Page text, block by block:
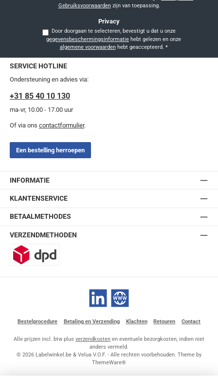
Gebruiksvoorwaardenzijn van toepassing.
Privacy
Door doorgaan te selecteren, bevestigt u dat u onze
gegevensbeschermingsinformatie
algemene voorwaardenhebt geaccepteerd. *
SERVICE HOTLINE
Ondersteuning en advies via:
+31 85 40 10 130
ma-vr, 10.00 - 17.00 uur
Of via ons contactformulier.
Een bestelling herroepen
INFORMATIE
KLANTENSERVICE
BETAALMETHODES
VERZENDMETHODEN
LinkedIn Website
Bestelprocedure Betaling en Verzending Klachten Retouren Contact
Alle prijzen incl. btw plus verzendkosten en eventuele bezorgkosten, indien niet
anders vermeld.
© 2026 Labelwinkel.be & Velua V.O.F. - Alle rechten voorbehouden. Theme by
ThemeWare®